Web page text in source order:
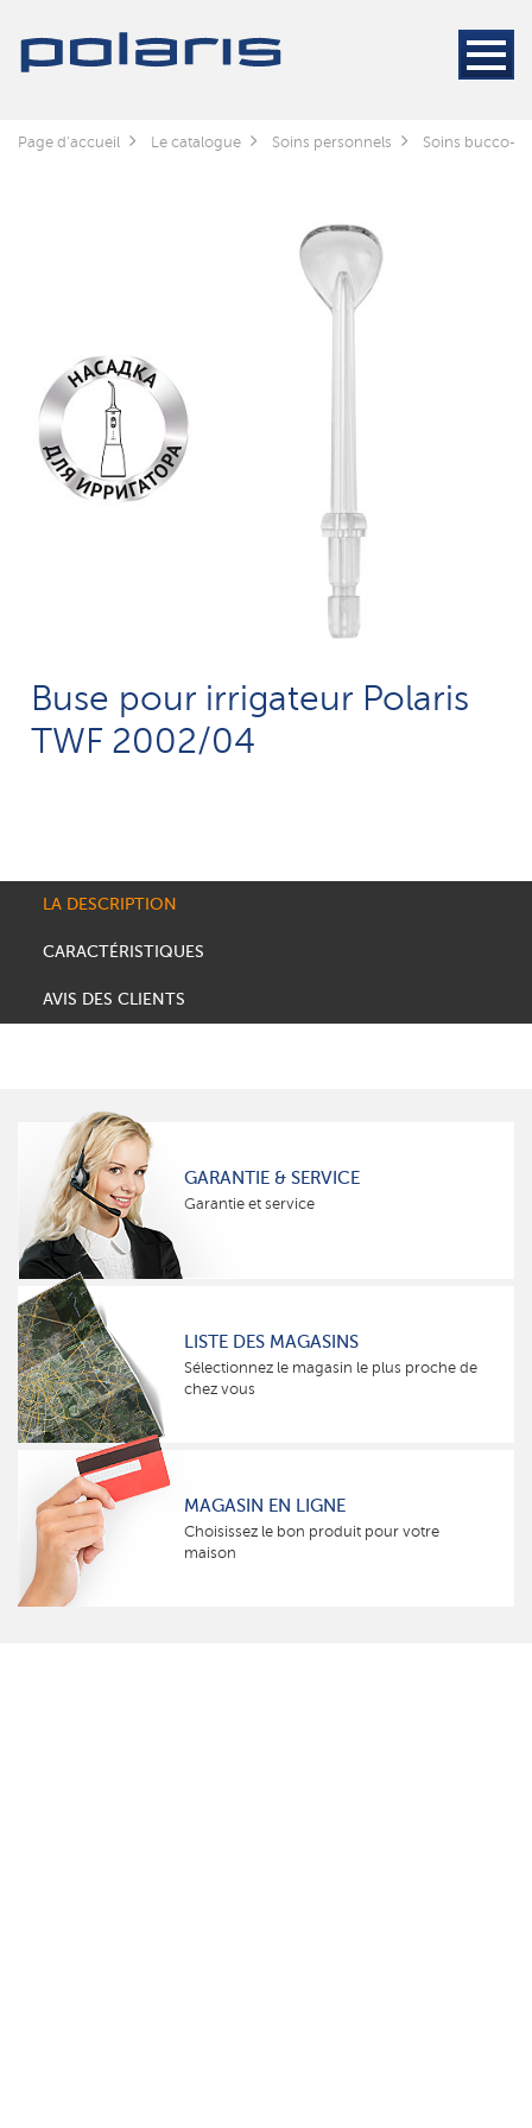
Page d'accueil Le catalogue Soins personnels Soins bucco-
Buse pour irrigateur Polaris
TWF 2002/04
LA DESCRIPTION
CARACTÉRISTIQUES
AVIS DES CLIENTS
GARANTIE & SERVICE
Garantie et service
LISTE DES MAGASINS
Sélectionnez le magasin le plus proche de
chez vous
MAGASIN EN LIGNE
Choisissez le bon produit pour votre
maison